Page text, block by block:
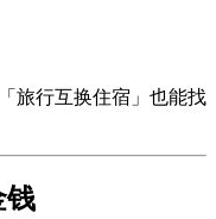
旅行互换住宿」也能找
钱